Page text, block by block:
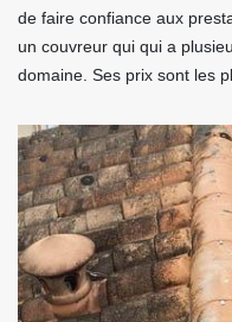
de faire confiance aux
un couvreur qui qui a
domaine. Ses prix sont les